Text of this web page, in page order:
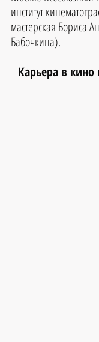
институт
мастерская Бориса
Бабочкина).
Карьера в